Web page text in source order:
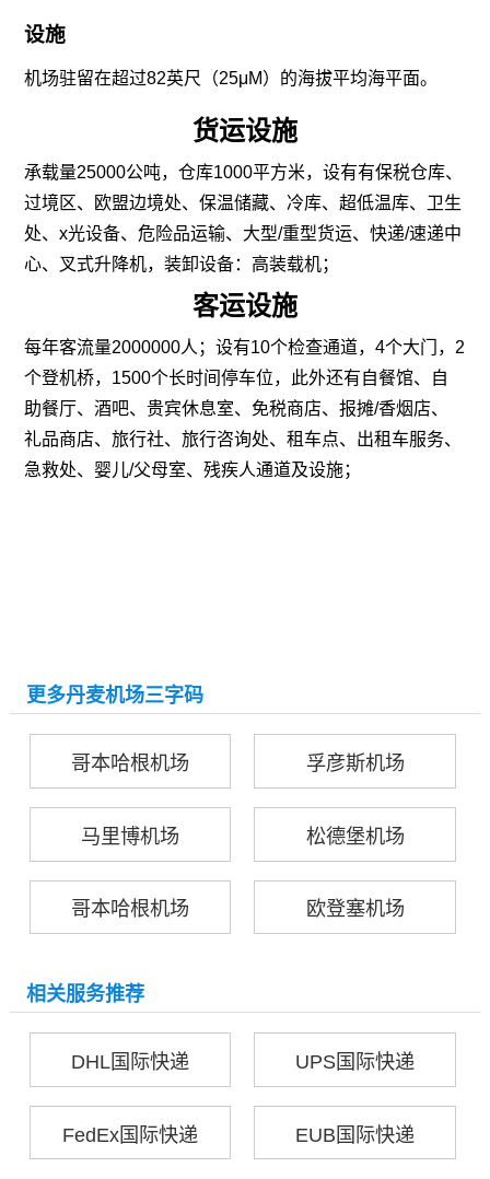
设施
机场驻留在超过82英尺（25μM）的海拔平均海平面。
货运设施
承载量25000公吨，仓库1000平方米，设有有保税仓库、
过境区、欧盟边境处、保温储藏、冷库、超低温库、卫生
处、x光设备、危险品运输、大型/重型货运、快递/速递中
心、叉式升降机，装卸设备：高装载机；
客运设施
每年客流量2000000人；设有10个检查通道，4个大门，2
个登机桥，1500个长时间停车位，此外还有自餐馆、自
助餐厅、酒吧、贵宾休息室、免税商店、报摊/香烟店、
礼品商店、旅行社、旅行咨询处、租车点、出租车服务、
急救处、婴儿/父母室、残疾人通道及设施；
更多丹麦机场三字码
哥本哈根机场 孚彦斯机场
马里博机场 松德堡机场
哥本哈根机场 欧登塞机场
相关服务推荐
DHL国际快递 UPS国际快递
FedEx国际快递 EUB国际快递